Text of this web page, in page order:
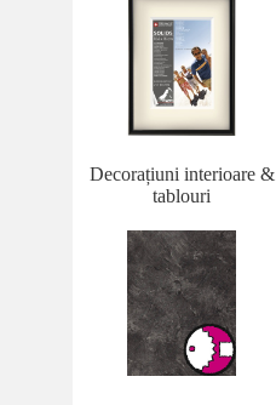
Decorațiuni interioare &
tablouri